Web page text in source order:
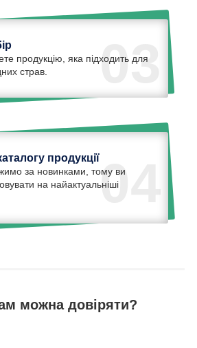
03
продукцію, яка підходить для
страв.
04
продукції
за новинками, тому ви
на найактуальніші
можна довіряти?